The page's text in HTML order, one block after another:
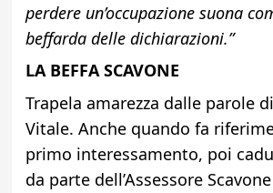
perdere un’occupazione suona
beffarda delle dichiarazioni.”
LA BEFFA SCAVONE
Trapela amarezza dalle parole
Vitale. Anche quando fa
primo interessamento, poi
da parte dell’Assessore